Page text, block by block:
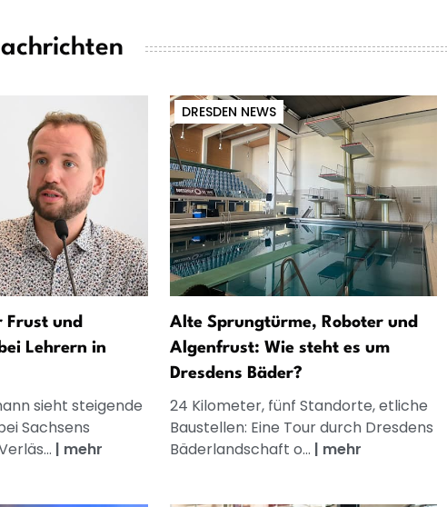
Frust und
Lehrern in
sieht steigende
Sachsens
| mehr
DRESDEN NEWS
Alte Sprungtürme, Roboter und
Algenfrust: Wie steht es um
Dresdens Bäder?
24 Kilometer, fünf Standorte, etliche
Baustellen: Eine Tour durch Dresdens
Bäderlandschaft o... | mehr